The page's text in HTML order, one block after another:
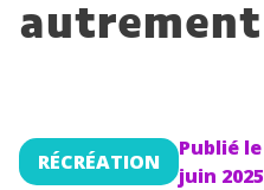
autrement
RÉCRÉATION
Publié le
juin 2025